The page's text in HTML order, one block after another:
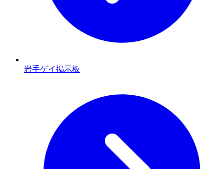
岩手ゲイ掲示板